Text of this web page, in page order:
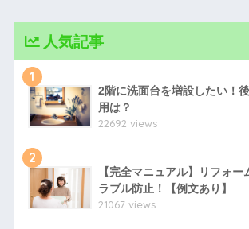
人気記事
1
2階に洗面台を増設したい！
用は？
22692 views
2
【完全マニュアル】リフォー
ラブル防止！【例文あり】
21067 views